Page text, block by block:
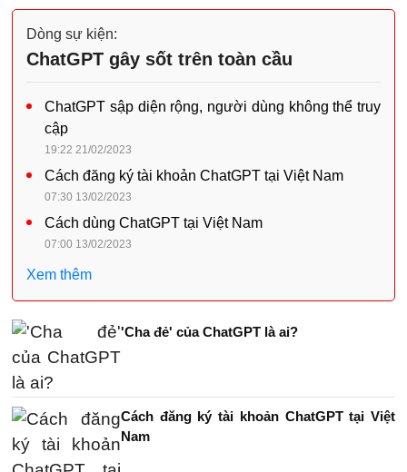
Dòng sự kiện:
ChatGPT gây sốt trên toàn cầu
ChatGPT sập diện rộng, người dùng không thể truy
cập
19:22 21/02/2023
Cách đăng ký tài khoản ChatGPT tại Việt Nam
07:30 13/02/2023
Cách dùng ChatGPT tại Việt Nam
07:00 13/02/2023
Xem thêm
'Cha đẻ' của ChatGPT là ai?
Cách đăng ký tài khoản ChatGPT tại Việt
Nam